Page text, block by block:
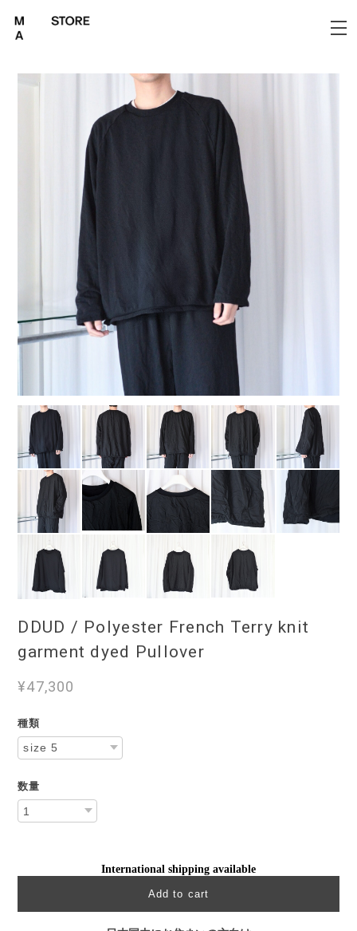
DDUD / Polyester French Terry knit
garment dyed Pullover
¥47,300
種類
数量
International shipping available
Add to cart